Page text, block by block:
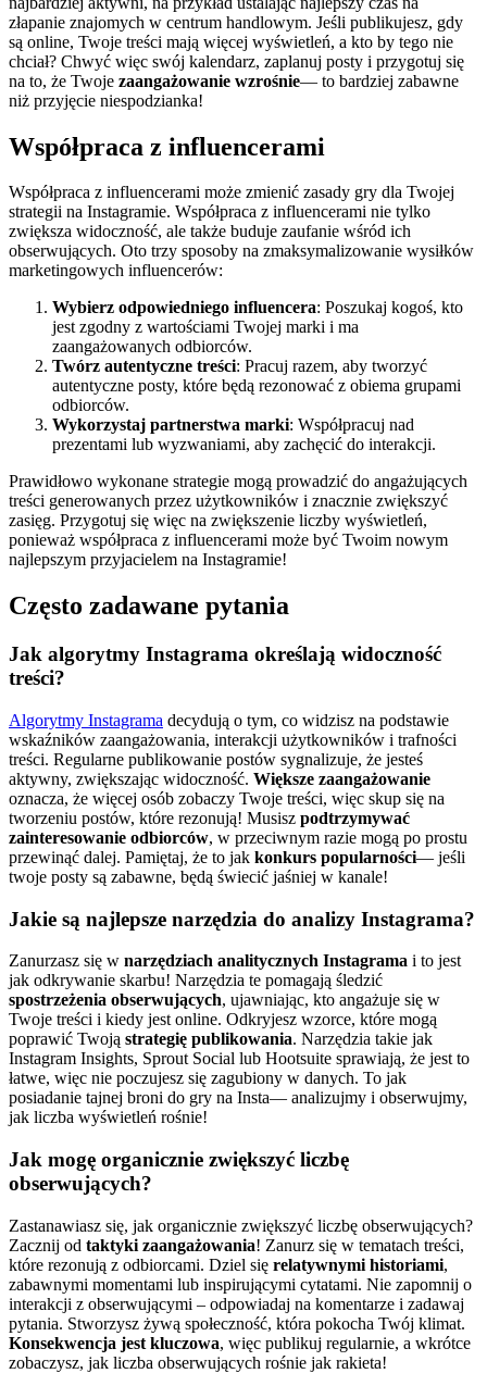
złapanie znajomych w centrum handlowym. Jeśli publikujesz, gdy
są online, Twoje treści mają więcej wyświetleń, a kto by tego nie
chciał? Chwyć więc swój kalendarz, zaplanuj posty i przygotuj się
na to, że Twoje zaangażowanie wzrośnie— to bardziej zabawne
niż przyjęcie niespodzianka!
Współpraca z influencerami
Współpraca z influencerami może zmienić zasady gry dla Twojej
strategii na Instagramie. Współpraca z influencerami nie tylko
zwiększa widoczność, ale także buduje zaufanie wśród ich
obserwujących. Oto trzy sposoby na zmaksymalizowanie wysiłków
marketingowych influencerów:
Wybierz odpowiedniego influencera: Poszukaj kogoś, kto
jest zgodny z wartościami Twojej marki i ma
zaangażowanych odbiorców.
Twórz autentyczne treści: Pracuj razem, aby tworzyć
autentyczne posty, które będą rezonować z obiema grupami
odbiorców.
Wykorzystaj partnerstwa marki: Współpracuj nad
prezentami lub wyzwaniami, aby zachęcić do interakcji.
Prawidłowo wykonane strategie mogą prowadzić do angażujących
treści generowanych przez użytkowników i znacznie zwiększyć
zasięg. Przygotuj się więc na zwiększenie liczby wyświetleń,
ponieważ współpraca z influencerami może być Twoim nowym
najlepszym przyjacielem na Instagramie!
Często zadawane pytania
Jak algorytmy Instagrama określają widoczność
treści?
Algorytmy Instagrama decydują o tym, co widzisz na podstawie
wskaźników zaangażowania, interakcji użytkowników i trafności
treści. Regularne publikowanie postów sygnalizuje, że jesteś
aktywny, zwiększając widoczność. Większe zaangażowanie
oznacza, że więcej osób zobaczy Twoje treści, więc skup się na
tworzeniu postów, które rezonują! Musisz podtrzymywać
zainteresowanie odbiorców, w przeciwnym razie mogą po prostu
przewinąć dalej. Pamiętaj, że to jak konkurs popularności— jeśli
twoje posty są zabawne, będą świecić jaśniej w kanale!
Jakie są najlepsze narzędzia do analizy Instagrama?
Zanurzasz się w narzędziach analitycznych Instagrama i to jest
jak odkrywanie skarbu! Narzędzia te pomagają śledzić
spostrzeżenia obserwujących, ujawniając, kto angażuje się w
Twoje treści i kiedy jest online. Odkryjesz wzorce, które mogą
poprawić Twoją strategię publikowania. Narzędzia takie jak
Instagram Insights, Sprout Social lub Hootsuite sprawiają, że jest to
łatwe, więc nie poczujesz się zagubiony w danych. To jak
posiadanie tajnej broni do gry na Insta— analizujmy i obserwujmy,
jak liczba wyświetleń rośnie!
Jak mogę organicznie zwiększyć liczbę
obserwujących?
Zastanawiasz się, jak organicznie zwiększyć liczbę obserwujących?
Zacznij od taktyki zaangażowania! Zanurz się w tematach treści,
które rezonują z odbiorcami. Dziel się relatywnymi historiami,
zabawnymi momentami lub inspirującymi cytatami. Nie zapomnij o
interakcji z obserwującymi – odpowiadaj na komentarze i zadawaj
pytania. Stworzysz żywą społeczność, która pokocha Twój klimat.
Konsekwencja jest kluczowa, więc publikuj regularnie, a wkrótce
zobaczysz, jak liczba obserwujących rośnie jak rakieta!